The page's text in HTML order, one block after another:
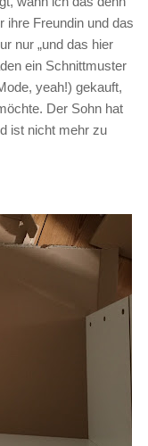
ihre Freundin und das
nur „und das hier
ein Schnittmuster
yeah!) gekauft,
Der Sohn hat
ist nicht mehr zu